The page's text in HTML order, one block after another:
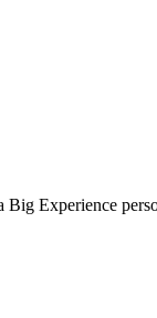
Big Experience